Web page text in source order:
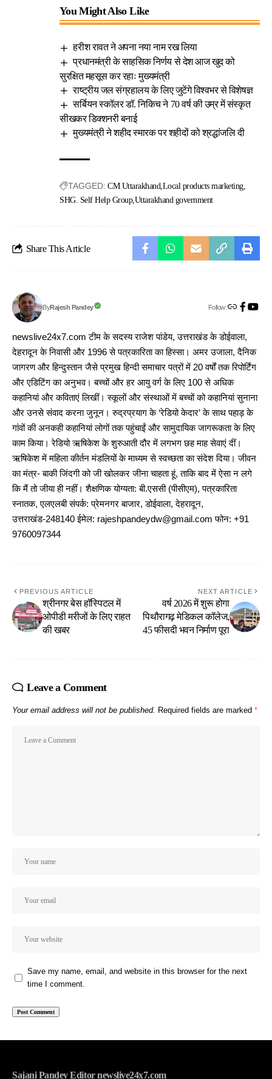
You Might Also Like
हरीश रावत ने अपना नया नाम रख लिया
प्रधानमंत्री के साहसिक निर्णय से देश आज खुद को
सुरक्षित महसूस कर रहाः मुख्यमंत्री
राष्ट्रीय जल संग्रहालय के लिए जुटेंगे विश्वभर से विशेषज्ञ
सर्बियन स्कॉलर डॉ. निकिच ने 70 वर्ष की उम्र में संस्कृत
सीखकर डिक्शनरी बनाई
मुख्यमंत्री ने शहीद स्मारक पर शहीदों को श्रद्धांजलि दी
TAGGED: CM Uttarakhand Local products marketing
SHG. Self Help Group Uttarakhand government
Share This Article
ByRajesh Pandey Follow:
newslive24x7.com टीम के सदस्य राजेश पांडेय, उत्तराखंड के डोईवाला,
देहरादून के निवासी और 1996 से पत्रकारिता का हिस्सा। अमर उजाला, दैनिक
जागरण और हिन्दुस्तान जैसे प्रमुख हिन्दी समाचार पत्रों में 20 वर्षों तक रिपोर्टिंग
और एडिटिंग का अनुभव। बच्चों और हर आयु वर्ग के लिए 100 से अधिक
कहानियां और कविताएं लिखीं। स्कूलों और संस्थाओं में बच्चों को कहानियां सुनाना
और उनसे संवाद करना जुनून। रुद्रप्रयाग के ‘रेडियो केदार’ के साथ पहाड़ के
गांवों की अनकही कहानियां लोगों तक पहुंचाईं और सामुदायिक जागरूकता के लिए
काम किया। रेडियो ऋषिकेश के शुरुआती दौर में लगभग छह माह सेवाएं दीं।
ऋषिकेश में महिला कीर्तन मंडलियों के माध्यम से स्वच्छता का संदेश दिया। जीवन
का मंत्र- बाकी जिंदगी को जी खोलकर जीना चाहता हूं, ताकि बाद में ऐसा न लगे
कि मैं तो जीया ही नहीं। शैक्षणिक योग्यता: बी.एससी (पीसीएम), पत्रकारिता
स्नातक, एलएलबी संपर्क: प्रेमनगर बाजार, डोईवाला, देहरादून,
उत्तराखंड-248140 ईमेल: rajeshpandeydw@gmail.com फोन: +91
9760097344
PREVIOUS ARTICLE
श्रीनगर बेस हॉस्पिटल में
ओपीडी मरीजों के लिए राहत
की खबर
NEXT ARTICLE
वर्ष 2026 में शुरू होगा
पिथौरागढ़ मेडिकल कॉलेज,
45 फीसदी भवन निर्माण पूरा
Leave a Comment
Your email address will not be published. Required fields are marked *
Save my name, email, and website in this browser for the next
time I comment.
Sajani Pandey Editor newslive24x7.com